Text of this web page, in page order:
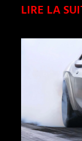
LIRE LA